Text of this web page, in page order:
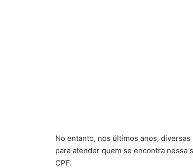
No entanto, nos últimos anos,
para atender quem se encontra
CPF.